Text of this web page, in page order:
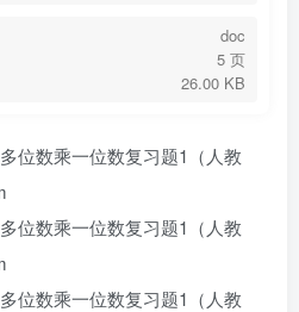
doc
5 页
26.00 KB